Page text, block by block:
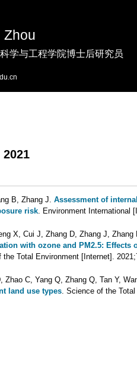
页
的
Zhou
学与工程学院博士后研究员
2021
B, Zhang J. Assessment of
risk. Environment International
X, Cui J, Zhang D, Zhang J, Zhang
with ozone and PM2.5:
the Total Environment [Internet].
Zhao C, Yang Q, Zhang Q, Tan Y,
land use types. Science of the